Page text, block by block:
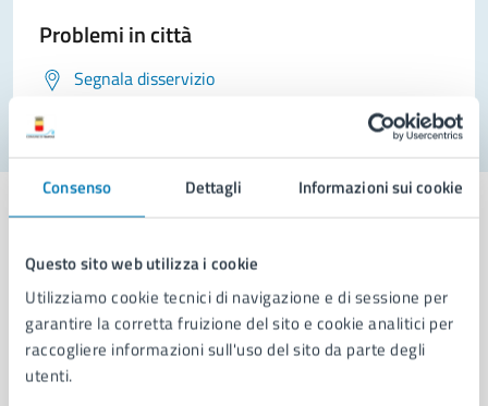
Consenso Dettagli Informazioni sui cookie
Questo sito web utilizza i cookie
Utilizziamo cookie tecnici di navigazione e di sessione per
garantire la corretta fruizione del sito e cookie analitici per
raccogliere informazioni sull'uso del sito da parte degli
utenti.
Problemi in città
Segnala disservizio
Comune di Napoli
AMMINISTRAZIONE
Aree amministrative